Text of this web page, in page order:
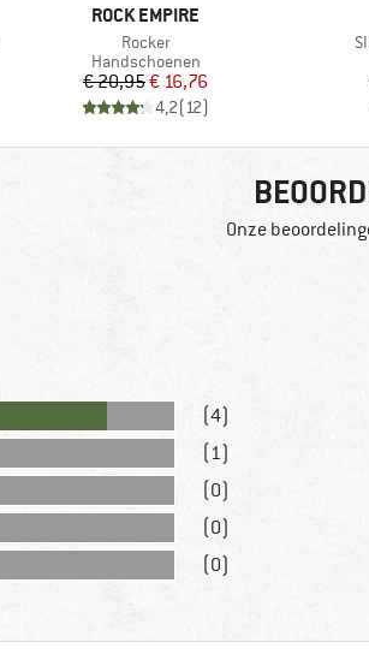
MERK
ROCK EMPIRE
Artikel
Rocker
Productgroep
Handschoenen
Prijs
€ 20,95Verlaagde prijs
€ 16,76
4,2(12)
Onze
(4)
(1)
(0)
(0)
(0)